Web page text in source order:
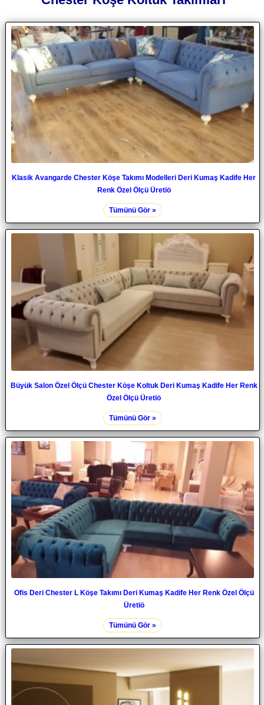
Klasik Avangarde Chester Köşe Takımı Modelleri Deri Kumaş Kadife Her
Renk Özel Ölçü Üretiö
Tümünü Gör »
Büyük Salon Özel Ölçü Chester Köşe Koltuk Deri Kumaş Kadife Her Renk
Özel Ölçü Üretiö
Tümünü Gör »
Ofis Deri Chester L Köşe Takımı Deri Kumaş Kadife Her Renk Özel Ölçü
Üretiö
Tümünü Gör »